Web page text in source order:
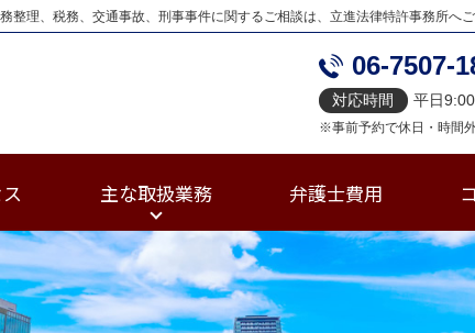
整理、税務、交通事故、刑事事件に関するご相談は、立進法律特許事務所へ
06-7507-
対応時間 平日
※事前予約で休日・時間
主な取扱業務 弁護士費用